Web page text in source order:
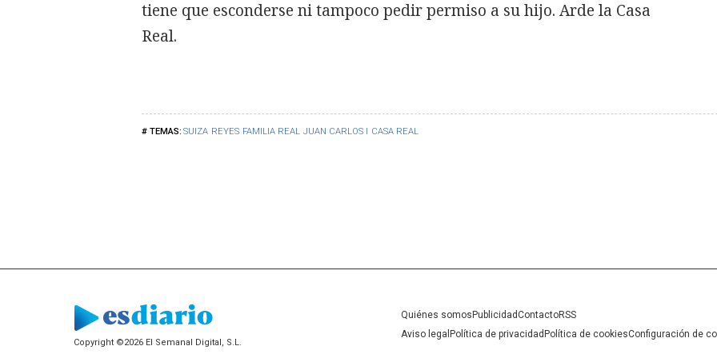
SUIZA REYES FAMILIA REAL JUAN CARLOS I CASA REAL
tiene que esconderse ni tampoco pedir permiso a su hijo. Arde la Casa
Real.
Copyright ©2026 El Semanal Digital, S.L.
Quiénes somos PublicidadContactoRSS
Aviso legal Política de privacidad Política de cookiesConfiguración de